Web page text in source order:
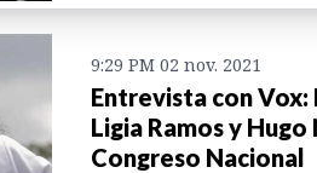
9:29 PM 02 nov. 2021
Entrevista con Vox:
Ligia Ramos y
Congreso Nacional